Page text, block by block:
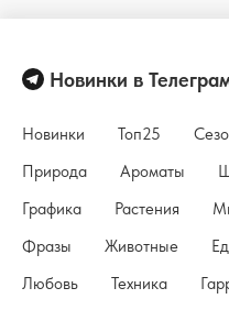
Новинки в
Новинки Топ25
Природа
Ароматы
Графика
Растения
Фразы
Животные
Любовь
Техника